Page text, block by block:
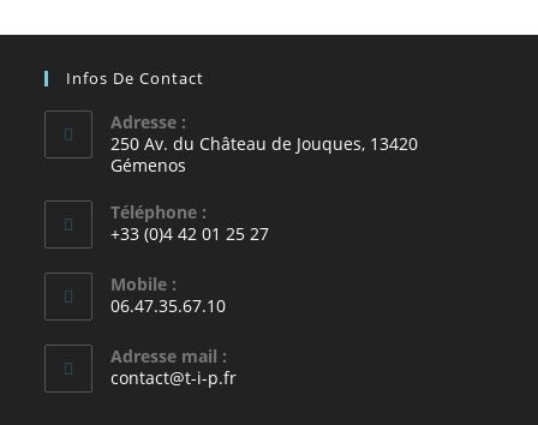
Infos De Contact
Adresse :
250 Av. du Château de Jouques, 13420
Gémenos
Téléphone :
+33 (0)4 42 01 25 27
Mobile :
06.47.35.67.10
Adresse mail :
contact@t-i-p.fr